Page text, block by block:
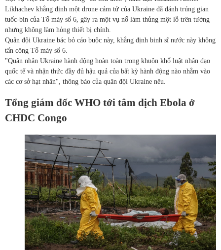
Likhachev khẳng định một drone cảm tử của Ukraine đã đánh trúng gian
tuốc-bin của Tổ máy số 6, gây ra một vụ nổ làm thủng một lỗ trên tường
nhưng không làm hỏng thiết bị chính.
Quân đội Ukraine bác bỏ cáo buộc này, khẳng định binh sĩ nước này không
tấn công Tổ máy số 6.
"Quân nhân Ukraine hành động hoàn toàn trong khuôn khổ luật nhân đạo
quốc tế và nhận thức đầy đủ hậu quả của bất kỳ hành động nào nhằm vào
các cơ sở hạt nhân", thông báo của quân đội Ukraine nêu.
Tổng giám đốc WHO tới tâm dịch Ebola ở
CHDC Congo